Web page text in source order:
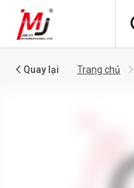
Quay lại Trang chủ